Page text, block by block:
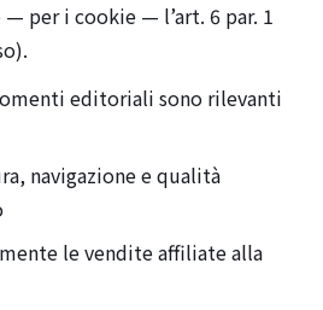
per i cookie — l’art. 6 par. 1
editoriali sono rilevanti
navigazione e qualità
le vendite affiliate alla